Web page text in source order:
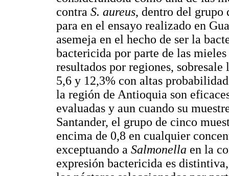
contra S. aureus, dentro del grupo
para en el ensayo realizado en
asemeja en el hecho de ser la
bactericida por parte de las
resultados por regiones,
5,6 y 12,3% con altas
la región de Antioquia son
evaluadas y aun cuando su
Santander, el grupo de cinco
encima de 0,8 en cualquier
exceptuando a Salmonella en la
expresión bactericida es